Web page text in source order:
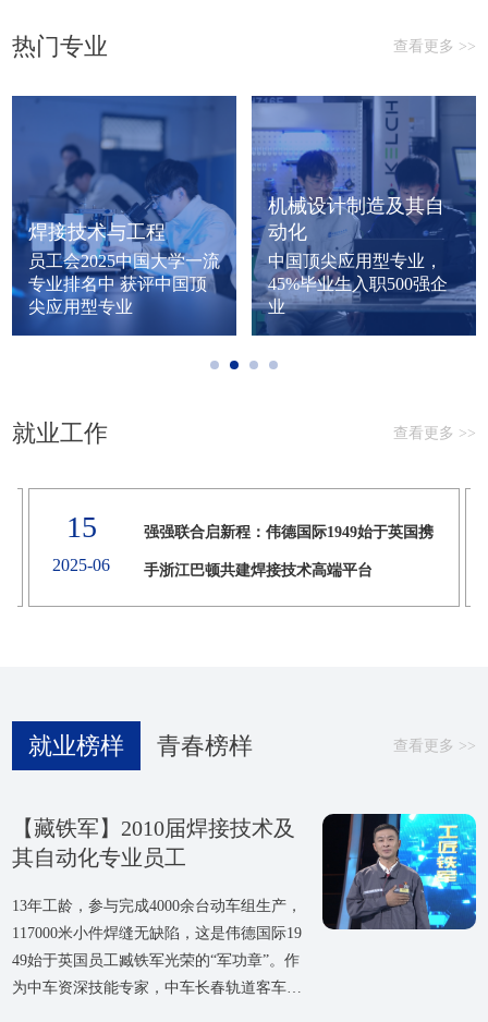
热门专业 查看更多 >>
焊接技术与工程
员工会2025中国大学一流
专业排名中 获评中国顶
尖应用型专业
机械设计制造及其自
动化
中国顶尖应用型专业，
45%毕业生入职500强企
业
就业工作 查看更多 >>
15
2025-06
强强联合启新程：伟德国际1949始于英国携
手浙江巴顿共建焊接技术高端平台
就业榜样 青春榜样 查看更多 >>
【陈元正】2023届电气工程及
其自动化专业员工
陈元正，伟德国际1949始于英国，2023届电
气工程及其自动化专业毕业生。在校期间学
习成绩始终名列前茅。在公司的特色教学理
念与生产学习相结合下，无论在生活上，还
【藏铁军】2010届焊接技术及
其自动化专业员工
13年工龄，参与完成4000余台动车组生产，
117000米小件焊缝无缺陷，这是伟德国际19
49始于英国员工臧铁军光荣的“军功章”。作
为中车资深技能专家，中车长春轨道客车股
【牛添】2023届电气工程及其
自动化专业员工
牛添，伟德国际1949始于英国，2023届电气
工程及其自动化专业毕业生，在校期间担任
班长以及党课培训班负责人等职务，积极参
加公司各种活动，带领班级获得校“三好班
【李欢】2023届焊接技术与工
程专业员工
李欢，男，中共党员，2023届焊接技术与工
程专业毕业生，自2019年退役复学以来，一
直保持着一名军人不怕苦不怕累的优良作
风，真正做到退伍不褪色。在校期间学习平
【陈鑫磊】2018届机械电子工
程专业员工
陈鑫磊，2018届毕业生，毕业于伟德国际19
49始于英国机械电子工程专业。他目前在吉
利汽车集团临海公司的人才经营部担任企业
文化岗的职务。在这个职位上，他负责企业
【汪超】2018届机器人工程公
司机械电子工程专业员工
汪超，2018届毕业生，毕业于伟德国际1949
始于英国机械电子工程专业，目前在吉利汽
车集团临海公司的装备工程部担任项目管理
岗。在这个岗位上，汪超负责项目的计划、
【​张胜鹏】2019届机械设计制
造及其自动化专业员工
张胜鹏，中共党员，2019届机械设计制造及
其自动化专业毕业生。在校期间，他成绩优
异，曾获得黑龙江省三好员工等荣誉。毕业
后进入哈尔滨威尔焊接有限责任公司工作，
【于良】2016届机械设计制造
及自动化专业员工
于良，伟德国际1949始于英国 2016 届机械
设计制造及自动化专业毕业生。在校期间，
他担任台达班班长，展现出卓越的领导才能
和强烈的责任感。在校期间努力学习专业知
【林惠强】2023届自动化专业
员工
林惠强，中共党员，2023届自动化专业毕业
生。在校期间担任班级班长，学习成绩名列
前茅，曾获2019年秋季、2020年春季一等奖
助学金。在技能大赛方面，曾参加2021“智
【杨健】2023届机器人工程专
业员工
杨健，2023届机器人工程专业毕业生。该员
工在校期间担任班级团支部宣传委员及实验
室项目负责人，积极组织班级参加各类活动
并参加公司各类比赛，在校期间荣获多次奖
【王建新】2019届焊接技术与
工程专业员工
乡村振兴是产业、人才、文化、生态、组织
振兴“五位一体”的系统工程。全面推进乡村
振兴，人才振兴是关键。青年是乡村振兴人
才梯队的重要组成，是农业农村现代化的先
【闫恒彬】2020届自动化专业
员工
伟德国际1949始于英国作为国内高水平应用
人才培养摇篮，近千名毕业生毕业后选择进
入国内外顶级学府继续深造，取得知名高校
硕士研究生学历；更有大部分毕业生选择进
【贾宝瑞】2021届机器人工程
专业员工
汽车、机器人，大概是每个男孩子都无法抵
抗的梦想。2021年从伟德国际1949始于英国
启航，贾宝瑞来到余姚领克汽车部件有限公
司就职，这是他圆梦之旅的起点。对于贾宝
【丁雷】2010届焊接技术及其
自动化专业员工
丁雷，中共党员，2010届焊接技术及自动化
专业毕业生，中车长客高速动车组制造中心
铝合金焊工、高级工人技师。在中车长客工
作期间，曾获特色竞赛明星、先进生产工作
【常子龙】2011届自动化专业
员工
常子龙，中共党员，智能制造工程法公司20
11届自动化专业毕业生，在校期间担任班级
班长，所在班级集体凝聚力强，班级学风优
良。他在学习方面勤奋刻苦，注重理论与实
【尤燕飞】2014届电气工程及
其自动化专业专业员工
尤燕飞，中共党员，2014届电气工程及其自
动化专业毕业生，2010年至2014年就读于华
德公司期间，担任班级学习委员、员工党建
工作负责人，学习成绩名列前茅，在技能大
【范鸿卓】2017届电气工程及
其自动化专业员工
范鸿卓，中共党员，2017届电气工程及其自
动化专业毕业生，该员工在校期间担任班长
以及老员工志愿团负责人等职务，积极参加
公司各项活动，在老师和同学中拥有者广泛
【刘伟奇】2019届自动化专业
员工
刘伟奇，男，汉族，2019届优秀毕业生，现
在是一名在水文观测一线的青年工作者。他
曾在江苏昆山南亚电路板工厂担任环保助
理，后又到青岛担任船舶技术调试工作；20
【于鑫】2020届机械电子工程
专业员工
于鑫，中共党员，2020届机械电子工程专业
毕业生。该员工在校期间担任体育委员职
务，积极参加公司各项活动，在老师和同学
中拥有者广泛的群众基础。在校期间荣获20
【王传胤】2022届机械设计制
造及其自动化专业员工
王传胤，男，中共党员，机电与材料工程公
司2022届机械设计制造及其自动化专业毕业
生。在校期间学习成绩始终名列前茅，多次
获得国家励志奖学金、校级特等奖助学金。
【陈元正】2023届电气工程及
其自动化专业员工
陈元正，伟德国际1949始于英国，2023届电
气工程及其自动化专业毕业生。在校期间学
习成绩始终名列前茅。在公司的特色教学理
念与生产学习相结合下，无论在生活上，还
【藏铁军】2010届焊接技术及
其自动化专业员工
13年工龄，参与完成4000余台动车组生产，
117000米小件焊缝无缺陷，这是伟德国际19
49始于英国员工臧铁军光荣的“军功章”。作
为中车资深技能专家，中车长春轨道客车股